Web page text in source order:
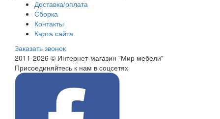
Доставка/оплата
Сборка
Контакты
Карта сайта
Заказать звонок
2011-2026 © Интернет-магазин "Мир мебели"
Присоединяйтесь к нам в соцсетях